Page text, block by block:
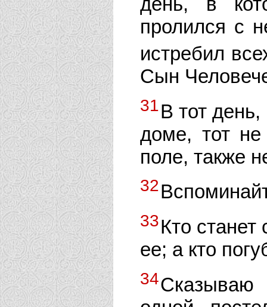
пролился с
истребил
Сын
31В тот
доме, тот
поле, также
32
33Кто станет
ее; а кто
34Сказываю